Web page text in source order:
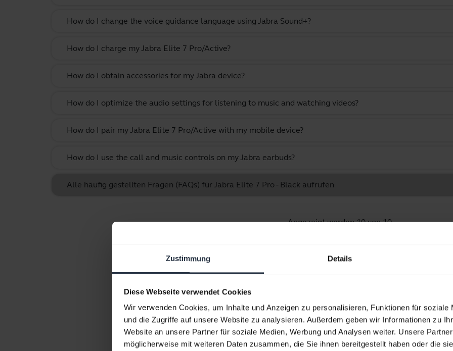
Zustimmung Details
Diese Webseite verwendet Cookies
Wir verwenden Cookies, um Inhalte und Anzeigen zu personalisieren, Funktionen für soziale
und die Zugriffe auf unsere Website zu analysieren. Außerdem geben wir Informationen zu
Website an unsere Partner für soziale Medien, Werbung und Analysen weiter. Unsere
möglicherweise mit weiteren Daten zusammen, die Sie ihnen bereitgestellt haben oder die
How do I change the voice guidance language using Jabra Sound+?
How do I charge my Jabra Elite 7 Pro/Active?
How do I obtain accessories for my Jabra device?
How do I optimize the audio settings for listening to music and watching videos?
How do I pair my Jabra Elite 7 Pro/Active with my mobile device?
How do I use the call and music controls on my Jabra earbuds?
Alle häufig gestellten Fragen (FAQs) für Jabra Elite 7 Pro - Black aufrufen
Angezeigt werden 10 von 10
Benutzerhandbuch
Spanisch expand_more